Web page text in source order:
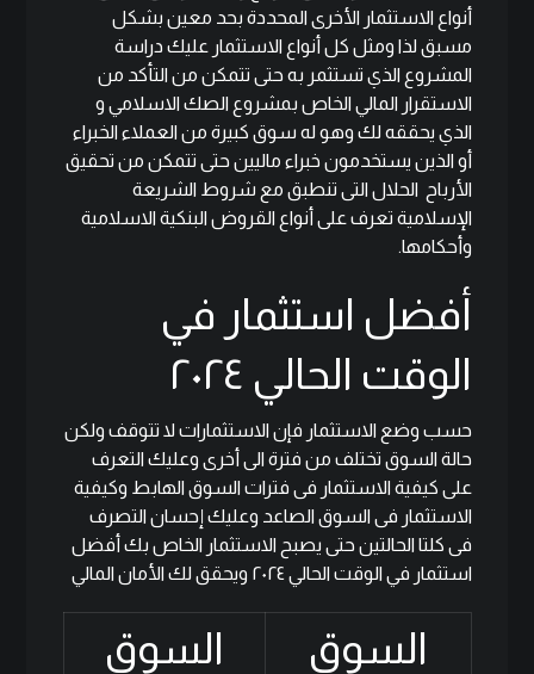
أنواع الاستثمار الأخرى المحددة بحد معين بشكل
مسبق لذا ومثل كل أنواع الاستثمار عليك دراسة
المشروع الذي تستثمر به حتى تتمكن من التأكد من
الاستقرار المالي الخاص بمشروع الصك الاسلامي و
الذي يحققه لك وهو له سوق كبيرة من العملاء الخبراء
أو الذين يستخدمون خبراء ماليين حتى تتمكن من تحقيق
الأرباح الحلال التى تنطبق مع شروط الشريعة
الإسلامية تعرف على أنواع القروض البنكية الاسلامية
وأحكامها.
أفضل استثمار في
الوقت الحالي ٢٠٢٤
حسب وضع الاستثمار فإن الاستثمارات لا تتوقف ولكن
حالة السوق تختلف من فترة الى أخرى وعليك التعرف
على كيفية الاستثمار فى فترات السوق الهابط وكيفية
الاستثمار فى السوق الصاعد وعليك إحسان التصرف
فى كلتا الحالتين حتى يصبح الاستثمار الخاص بك أفضل
استثمار في الوقت الحالي ٢٠٢٤ ويحقق لك الأمان المالي
السوق
السوق